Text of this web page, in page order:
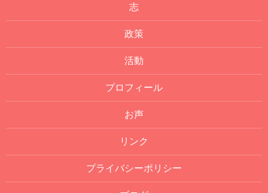
志
政策
活動
プロフィール
お声
リンク
プライバシーポリシー